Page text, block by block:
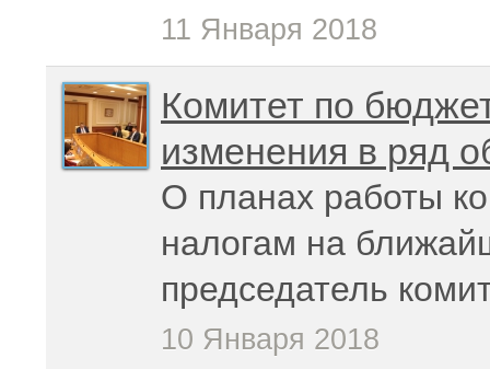
11 Января 2018
Комитет по
изменения в ряд
О планах работы
налогам на
председатель
10 Января 2018